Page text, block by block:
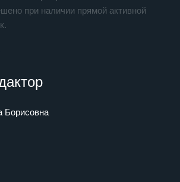
при наличии прямой активной
Борисовна